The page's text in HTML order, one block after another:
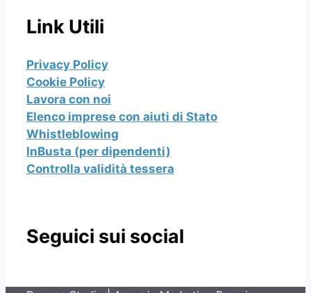
Link Utili
Privacy Policy
Cookie Policy
Lavora con noi
Elenco imprese con aiuti di Stato
Whistleblowing
InBusta (per dipendenti)
Controlla validità tessera
Seguici sui social